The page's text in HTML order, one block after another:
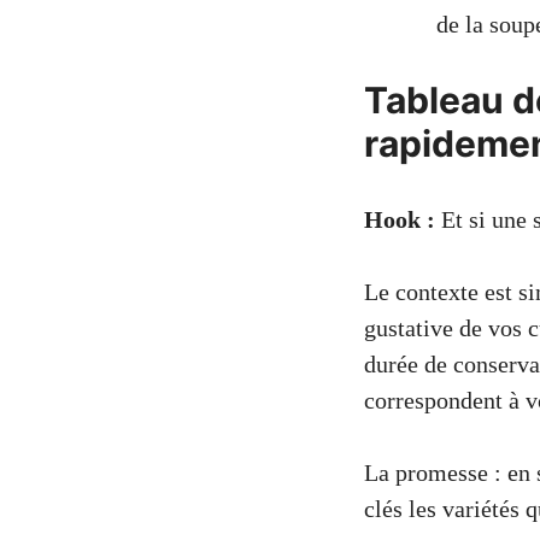
de la
Tableau
Hook : Et si une
Le contexte est
gustative de vos
durée de
correspondent à
La promesse :
clés les variétés